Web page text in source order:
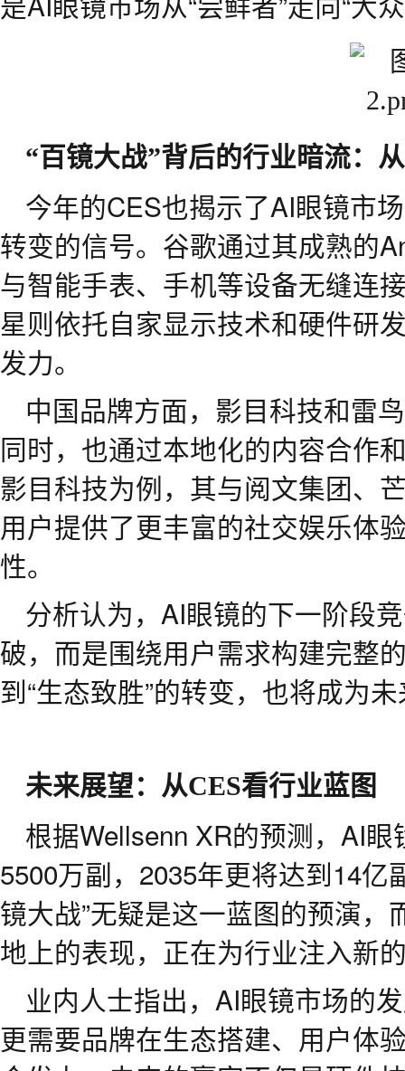
“百镜大战”背后的行业暗流：
今年的CES也揭示了AI眼镜市
转变的信号。谷歌通过其成熟的
与智能手表、手机等设备无缝连
星则依托自家显示技术和硬件研
发力。
中国品牌方面，影目科技和雷
同时，也通过本地化的内容合作
影目科技为例，其与阅文集团、
用户提供了更丰富的社交娱乐体
性。
分析认为，AI眼镜的下一阶段
破，而是围绕用户需求构建完整
到“生态致胜”的转变，也将成为
未来展望：从CES看行业蓝图
根据Wellsenn XR的预测，AI
5500万副，2035年更将达到14亿
镜大战”无疑是这一蓝图的预演
地上的表现，正在为行业注入新
业内人士指出，AI眼镜市场的
更需要品牌在生态搭建、用户体